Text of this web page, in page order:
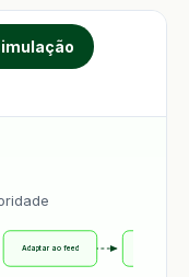
Adaptar ao feed